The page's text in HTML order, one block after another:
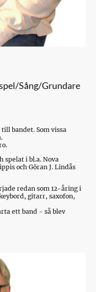
Sång/Grundare
bandet. Som vissa
spelat i bl.a. Nova
och Göran J. Lindås
redan som 12-åring i
gitarr, saxofon,
ett band - så blev